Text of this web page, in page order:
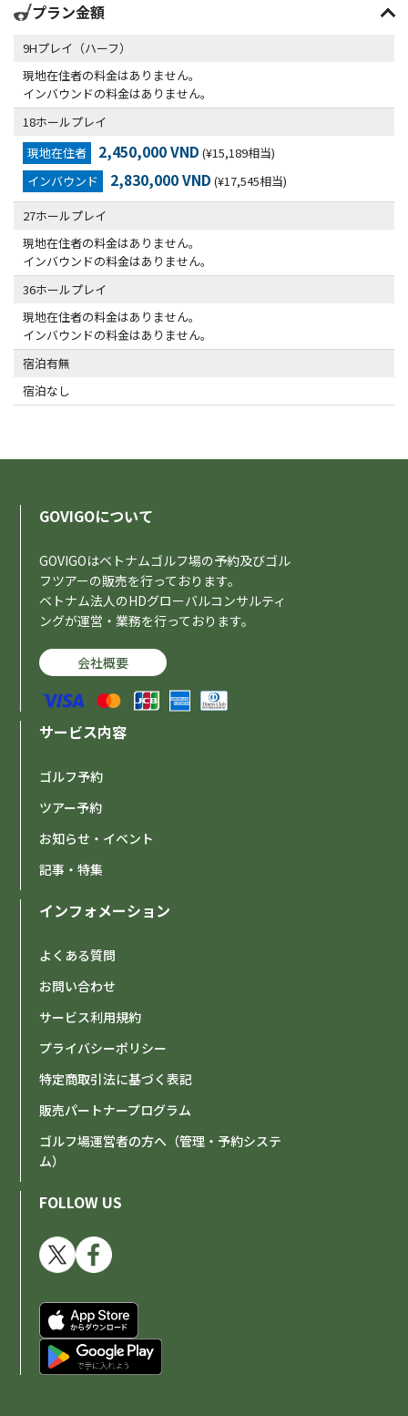
プラン金額
9Hプレイ（ハーフ）
現地在住者の料金はありません。
インバウンドの料金はありません。
18ホールプレイ
現地在住者
2,450,000 VND (¥15,189相当)
インバウンド
2,830,000 VND (¥17,545相当)
27ホールプレイ
現地在住者の料金はありません。
インバウンドの料金はありません。
36ホールプレイ
現地在住者の料金はありません。
インバウンドの料金はありません。
宿泊有無
宿泊なし
GOVIGOについて
GOVIGOはベトナムゴルフ場の予約及びゴル
フツアーの販売を行っております。
ベトナム法人のHDグローバルコンサルティ
ングが運営・業務を行っております。
会社概要
サービス内容
ゴルフ予約
ツアー予約
お知らせ・イベント
記事・特集
インフォメーション
よくある質問
お問い合わせ
サービス利用規約
プライバシーポリシー
特定商取引法に基づく表記
販売パートナープログラム
ゴルフ場運営者の方へ（管理・予約システ
ム）
FOLLOW US